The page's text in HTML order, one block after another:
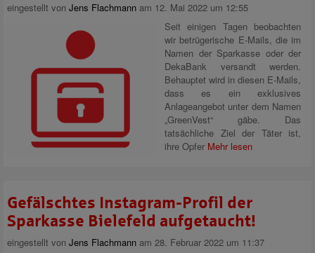
eingestellt von Jens Flachmann am 12. Mai 2022 um 12:55
Seit einigen Tagen beobachten
wir betrügerische E-Mails, die im
Namen der Sparkasse oder der
DekaBank versandt werden.
Behauptet wird in diesen E-Mails,
dass es ein exklusives
Anlageangebot unter dem Namen
„GreenVest“ gäbe. Das
tatsächliche Ziel der Täter ist,
ihre Opfer Mehr lesen
Gefälschtes Instagram-Profil der
Sparkasse Bielefeld aufgetaucht!
eingestellt von Jens Flachmann am 28. Februar 2022 um 11:37